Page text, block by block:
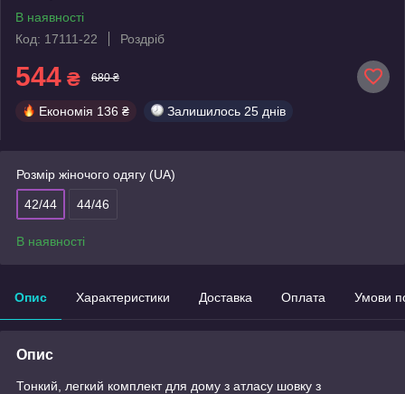
В наявності
Код: 17111-22
Роздріб
544 ₴ 680 ₴
Економія 136 ₴ Залишилось 25 днів
Розмір жіночого одягу (UA)
42/44 44/46
В наявності
Опис Характеристики Доставка Оплата Умови
Опис
Тонкий, легкий комплект для дому з атласу шовку з